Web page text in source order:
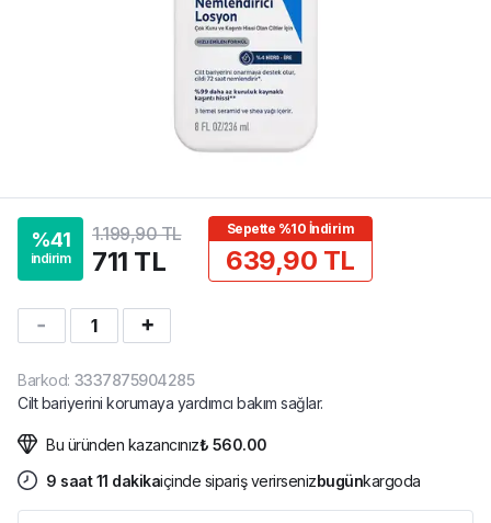
%41
indirim
1.199,90 TL
711 TL
Sepette %10 İndirim
639,90 TL
1
Barkod: 3337875904285
Cilt bariyerini korumaya yardımcı bakım sağlar.
Bu üründen kazancınız₺ 560.00
9 saat 11 dakikaiçinde sipariş verirsenizbugünkargoda